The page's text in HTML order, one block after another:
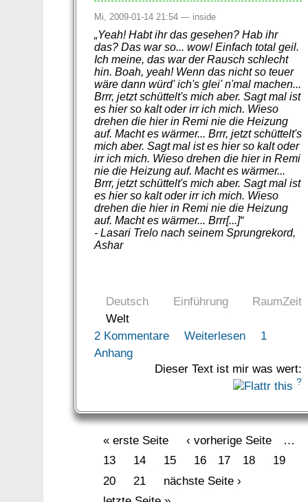
Mi, 2009-01-14 21:54 — inside
„Yeah! Habt ihr das gesehen? Hab ihr
das? Das war so... wow! Einfach total geil.
Ich meine, das war der Rausch schlecht
hin. Boah, yeah! Wenn das nicht so teuer
wäre dann würd' ich's glei' n'mal machen...
Brrr, jetzt schüttelt's mich aber. Sagt mal ist
es hier so kalt oder irr ich mich. Wieso
drehen die hier in Remi nie die Heizung
auf. Macht es wärmer... Brrr, jetzt schüttelt's
mich aber. Sagt mal ist es hier so kalt oder
irr ich mich. Wieso drehen die hier in Remi
nie die Heizung auf. Macht es wärmer...
Brrr, jetzt schüttelt's mich aber. Sagt mal ist
es hier so kalt oder irr ich mich. Wieso
drehen die hier in Remi nie die Heizung
auf. Macht es wärmer... Brrr[...]“
- Lasari Trelo nach seinem Sprungrekord,
Ashar
Deutsch Einführung
RaumZeit
Welt
2 Kommentare
Weiterlesen
1
Anhang
Dieser Text ist mir was wert:
?
« erste Seite ‹ vorherige Seite
…
13
14 15 16 17 18
19
20
21
nächste Seite ›